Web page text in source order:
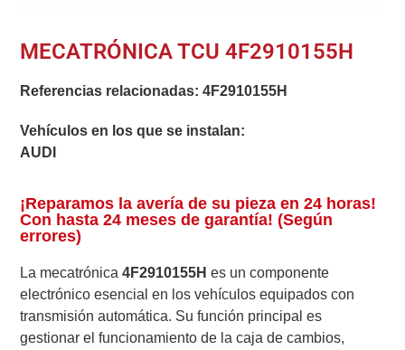
MECATRÓNICA TCU 4F2910155H
Referencias relacionadas:4F2910155H
Vehículos en los que se instalan:
AUDI
¡Reparamos la avería de su pieza en 24 horas!
Con hasta 24 meses de garantía! (Según
errores)
La mecatrónica4F2910155H es un componente
electrónico esencial en los vehículos equipados con
transmisión automática. Su función principal es
gestionar el funcionamiento de la caja de cambios,